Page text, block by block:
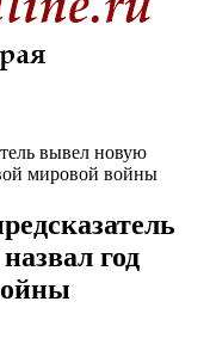
вывел новую
мировой войны
год